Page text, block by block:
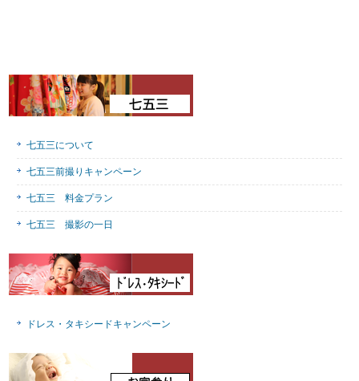
七五三について
七五三前撮りキャンペーン
七五三 料金プラン
七五三 撮影の一日
ドレス・タキシードキャンペーン